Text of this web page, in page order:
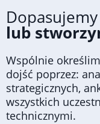
lub
Wspólnie
dojść poprzez:
strategicznych,
wszystkich
technicznymi.